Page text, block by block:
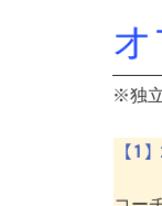
※独
【１